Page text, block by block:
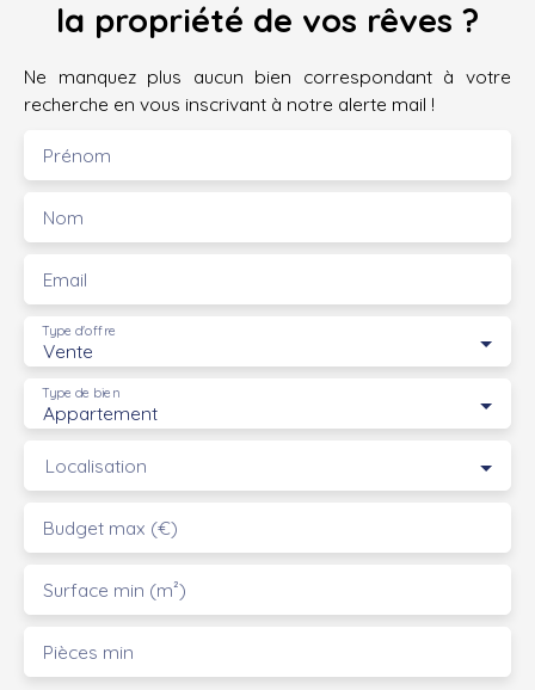
la propriété de vos rêves ?
Ne manquez plus aucun bien correspondant à votre
recherche en vous inscrivant à notre alerte mail !
Prénom
Nom
Email
Vente
Type d'offre
Appartement
Type de bien
Localisation
Budget max (€)
Surface min (m²)
Pièces min